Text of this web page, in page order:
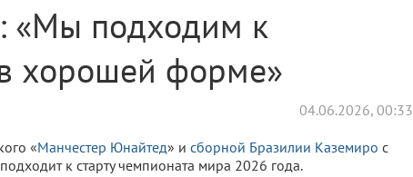
«Мы подходим к
хорошей форме»
04.06.2026, 00:33
«Манчестер Юнайтед» и сборной Бразилии Каземиро с
к старту чемпионата мира 2026 года.